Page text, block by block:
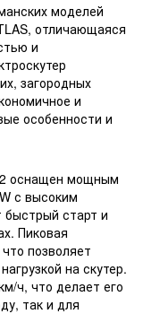
моделей
отличающаяся
и
загородных
и
особенности и
2 оснащен мощным
с высоким
старт и
Пиковая
позволяет
на скутер.
ч, что делает его
так и для